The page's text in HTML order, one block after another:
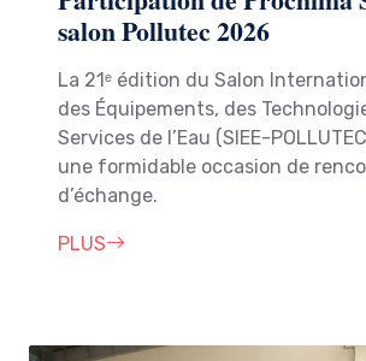
salon Pollutec 2026
La 21ᵉ édition du Salon
des Équipements, des
Services de l’Eau (SIEE-
une formidable occasion de
d’échange.
PLUS